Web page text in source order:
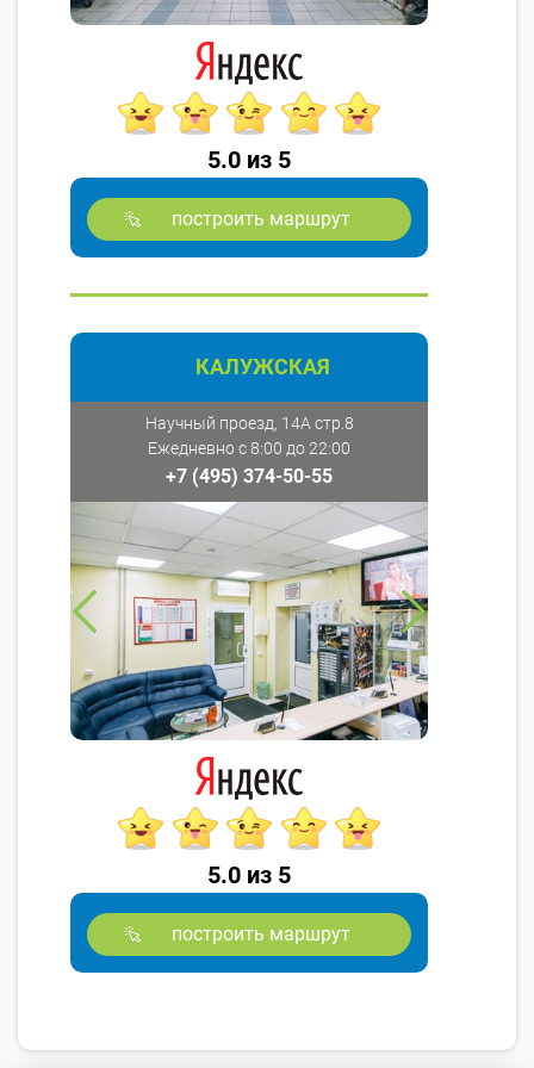
5.0 из 5
построить маршрут
КАЛУЖСКАЯ
Научный проезд, 14А стр.8
Ежедневно с 8:00 до 22:00
+7 (495) 374-50-55
5.0 из 5
построить маршрут